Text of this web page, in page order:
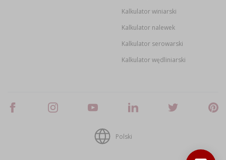
Kalkulator winiarski
Kalkulator nalewek
Kalkulator serowarski
Kalkulator wędliniarski
Polski